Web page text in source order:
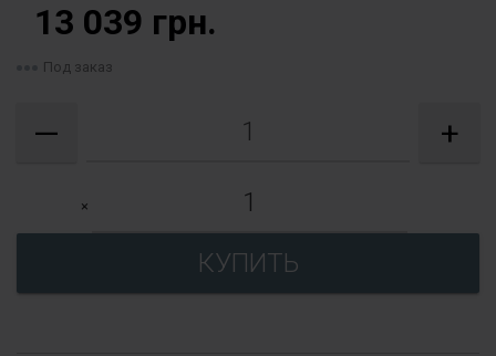
13 039 грн.
Под заказ
— +
×